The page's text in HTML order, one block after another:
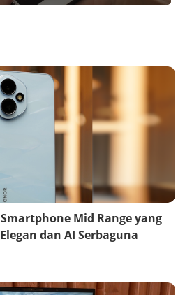
Mid Range yang
dan AI Serbaguna